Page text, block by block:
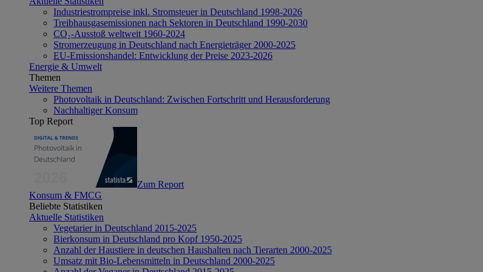
Industriestrompreise inkl. Stromsteuer in Deutschland 1998-2026
Treibhausgasemissionen nach Sektoren in Deutschland 1990-2030
CO₂-Ausstoß weltweit 1960-2024
Stromerzeugung in Deutschland nach Energieträger 2000-2025
EU-Emissionshandel: Entwicklung der Preise 2023-2026
Energie & Umwelt
Themen
Weitere Themen
Photovoltaik in Deutschland: Zwischen Fortschritt und Herausforderung
Nachhaltiger Konsum
Top Report
Zum Report
Konsum & FMCG
Beliebte Statistiken
Aktuelle Statistiken
Vegetarier in Deutschland 2015-2025
Bierkonsum in Deutschland pro Kopf 1950-2025
Anzahl der Haustiere in deutschen Haushalten nach Tierarten 2000-2025
Umsatz mit Bio-Lebensmitteln in Deutschland 2000-2025